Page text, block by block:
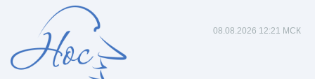
08.08.2026 12:21 МСК